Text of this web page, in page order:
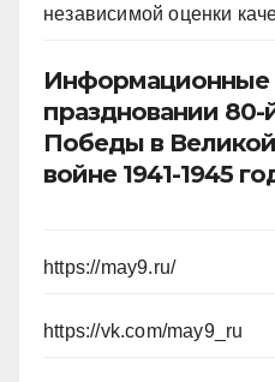
независимой оценки
Информационные
праздновании
Победы в
войне 1941-1945
https://may9.ru/
https://vk.com/may9_ru